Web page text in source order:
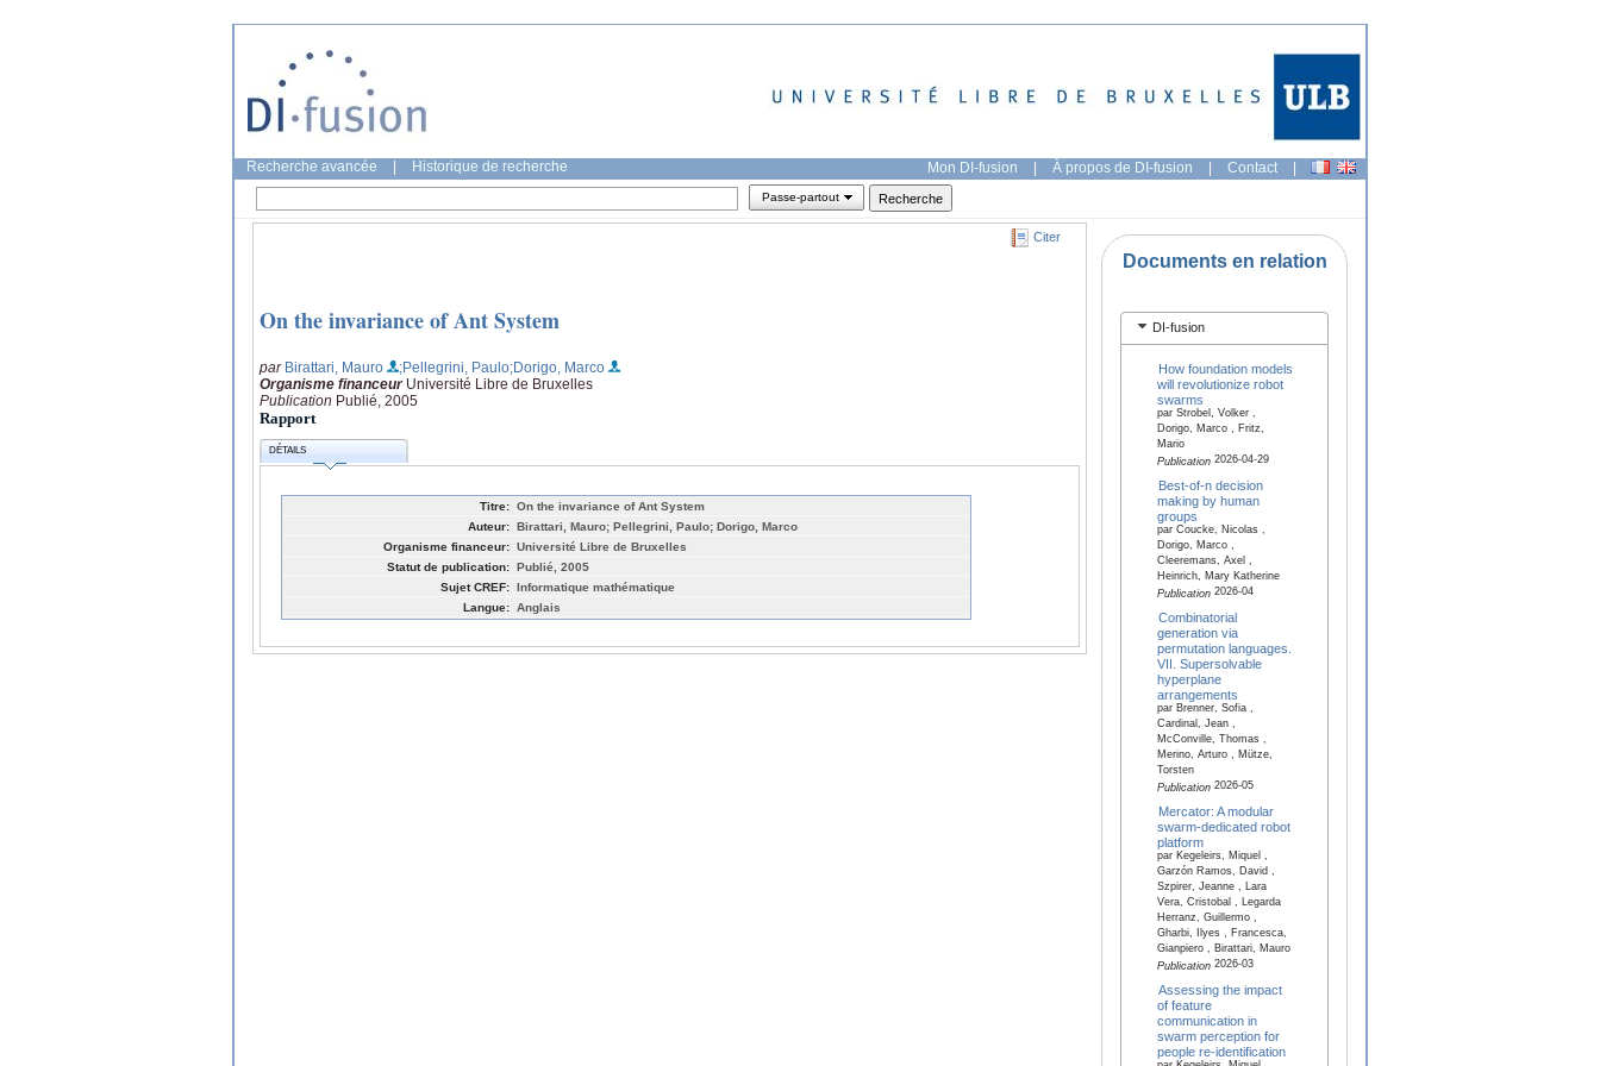
Recherche avancée Historique de recherche Mon DI-fusion | À propos de DI-fusion | Contact |
Passe-partout
Citer
On the invariance of Ant System
par Birattari, Mauro ;Pellegrini, Paulo;Dorigo, Marco
Organisme financeur Université Libre de Bruxelles
Publication Publié, 2005
Rapport
DÉTAILS
Titre: On the invariance of Ant System
Auteur: Birattari, Mauro; Pellegrini, Paulo; Dorigo, Marco
Organisme financeur: Université Libre de Bruxelles
Statut de publication: Publié, 2005
Sujet CREF: Informatique mathématique
Langue: Anglais
Documents en relation
DI-fusion
How foundation models
will revolutionize robot
swarms
par Strobel, Volker ,
Dorigo, Marco , Fritz,
Mario
Publication2026-04-29
Best-of-n decision
making by human
groups
par Coucke, Nicolas ,
Dorigo, Marco ,
Cleeremans, Axel ,
Heinrich, Mary Katherine
Publication2026-04
Combinatorial
generation via
permutation languages.
VII. Supersolvable
hyperplane
arrangements
par Brenner, Sofia ,
Cardinal, Jean ,
McConville, Thomas ,
Merino, Arturo , Mütze,
Torsten
Publication2026-05
Mercator: A modular
swarm-dedicated robot
platform
par Kegeleirs, Miquel ,
Garzón Ramos, David ,
Szpirer, Jeanne , Lara
Vera, Cristobal , Legarda
Herranz, Guillermo ,
Gharbi, Ilyes , Francesca,
Gianpiero , Birattari, Mauro
Publication2026-03
Assessing the impact
of feature
communication in
swarm perception for
people re-identification